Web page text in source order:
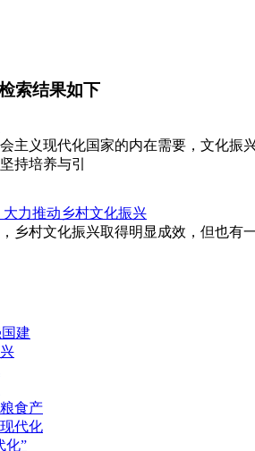
索结果如下
主义现代化国家的内在需要，文化振
持培养与引
力推动乡村文化振兴
乡村文化振兴取得明显成效，但也
建
食产
代化
化”